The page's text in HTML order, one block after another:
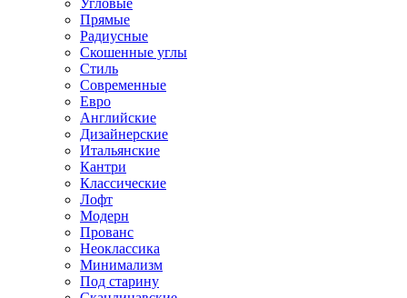
Угловые
Прямые
Радиусные
Скошенные углы
Стиль
Современные
Евро
Английские
Дизайнерские
Итальянские
Кантри
Классические
Лофт
Модерн
Прованс
Неоклассика
Минимализм
Под старину